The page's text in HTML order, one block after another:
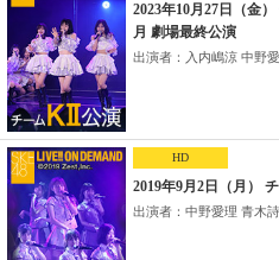
2023年10月27日（金
月 劇場最終公演
出演者：入内嶋涼 中野愛
HD
2019年9月2日（月）
出演者：中野愛理 青木詩